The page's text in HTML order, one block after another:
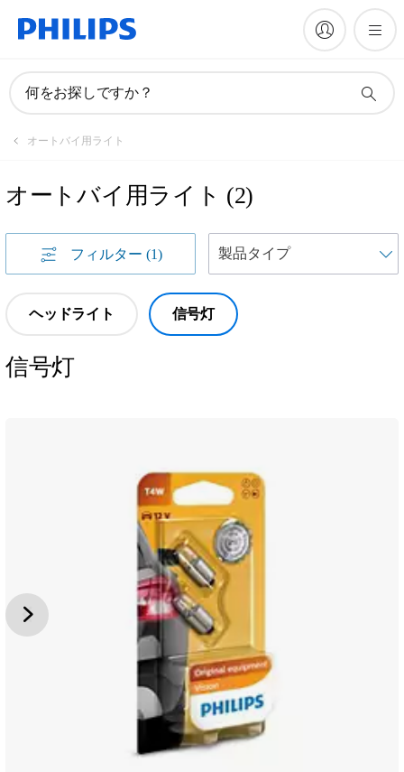
何をお探しですか？
オートバイ用ライト
オートバイ用ライト (2)
フィルター (1)
ヘッドライト 信号灯
信号灯